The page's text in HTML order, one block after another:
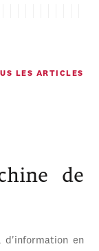
LES ARTICLES
de
en